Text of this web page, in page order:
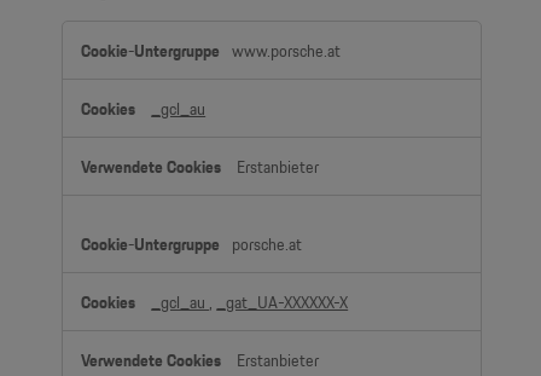
für
Marketingzwecke
US-
www.porsche.at
_gcl_au
Erstanbieter
porsche.at
_gcl_au ,_gat_UA-XXXXXX-X
Erstanbieter